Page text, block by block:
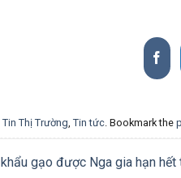
Tin Thị Trường Tin tức . Bookmark the
gạo được Nga gia hạn hết